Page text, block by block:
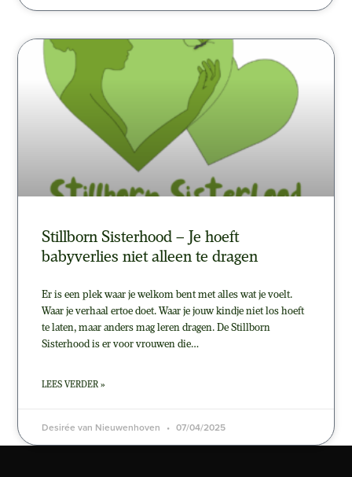
Stillborn Sisterhood – Je hoeft
babyverlies niet alleen te dragen
Er is een plek waar je welkom bent met alles wat je voelt.
Waar je verhaal ertoe doet. Waar je jouw kindje niet los hoeft
te laten, maar anders mag leren dragen. De Stillborn
Sisterhood is er voor vrouwen die…
LEES VERDER »
Desirée van Nieuwenhoven 07/04/2025